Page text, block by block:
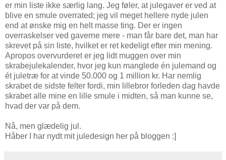
er min liste ikke særlig lang. Jeg føler, at julegaver er ved at
blive en smule overrated; jeg vil meget hellere nyde julen
end at ønske mig en helt masse ting. Der er ingen
overraskelser ved gaverne mere - man får bare det, man har
skrevet på sin liste, hvilket er ret kedeligt efter min mening.
Apropos overvurderet er jeg lidt muggen over min
skrabejulekalender, hvor jeg kun manglede én julemand og
ét juletræ for at vinde 50.000 og 1 million kr. Har nemlig
skrabet de sidste felter fordi, min lillebror forleden dag havde
skrabet alle mine en lille smule i midten, så man kunne se,
hvad der var på dem.
Nå, men glædelig jul.
Håber I har nydt mit juledesign her på bloggen :]